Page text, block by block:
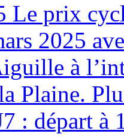
Le prix
2025
à
Plaine.
: départ à